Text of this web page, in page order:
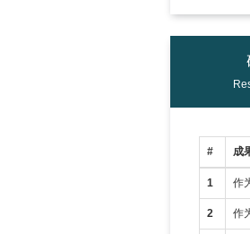
# 成
1 作
2 作